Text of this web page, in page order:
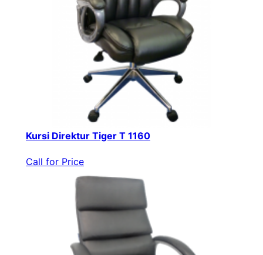
Kursi Direktur Tiger T 1160
Call for Price